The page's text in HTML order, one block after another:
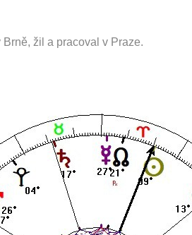
žil a pracoval v Praze.